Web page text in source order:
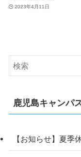
2023年4月11日
鹿児島キャンパ
【お知らせ】夏季